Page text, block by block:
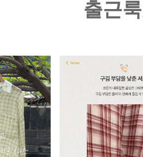
출근